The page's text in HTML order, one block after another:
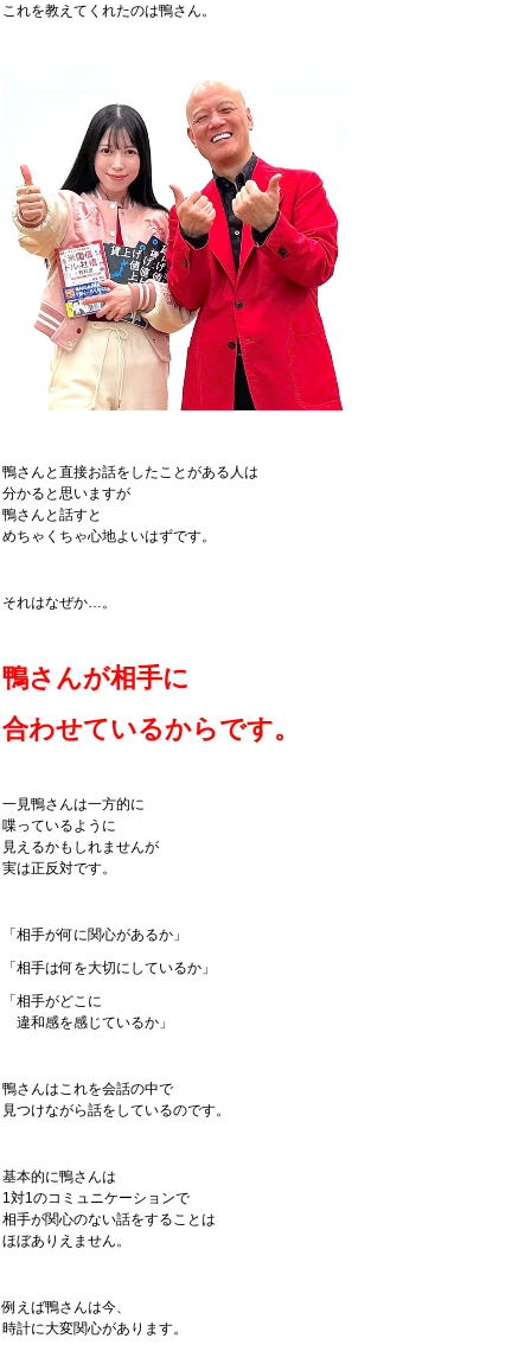
これを教えてくれたのは鴨さん。
鴨さんと直接お話をしたことがある人は
分かると思いますが
鴨さんと話すと
めちゃくちゃ心地よいはずです。
それはなぜか…。
鴨さんが相手に
合わせているからです。
一見鴨さんは一方的に
喋っているように
見えるかもしれませんが
実は正反対です。
「相手が何に関心があるか」
「相手は何を大切にしているか」
「相手がどこに
違和感を感じているか」
鴨さんはこれを会話の中で
見つけながら話をしているのです。
基本的に鴨さんは
1対1のコミュニケーションで
相手が関心のない話をすることは
ほぼありえません。
例えば鴨さんは今、
時計に大変関心があります。